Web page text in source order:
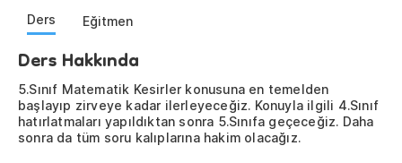
Ders Eğitmen
Ders Hakkında
5.Sınıf Matematik Kesirler konusuna en temelden
başlayıp zirveye kadar ilerleyeceğiz. Konuyla ilgili 4.Sınıf
hatırlatmaları yapıldıktan sonra 5.Sınıfa geçeceğiz. Daha
sonra da tüm soru kalıplarına hakim olacağız.